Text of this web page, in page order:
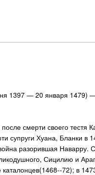
1397 — 20 января 1479)
смерти своего тестя
супруги Хуана, Бланки в
разорившая Наварру.
Сицилию и
72); в